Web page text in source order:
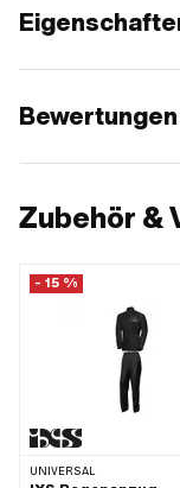
Bewertungen
Zubehör &
- 15 %
UNIVERSAL